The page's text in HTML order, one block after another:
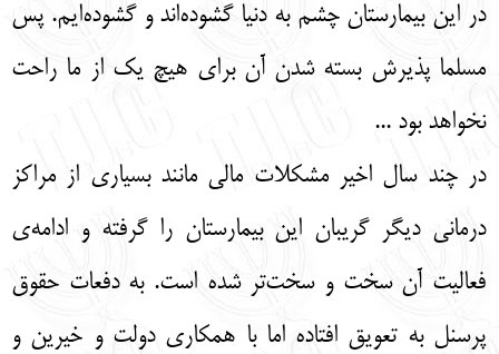
در این بیمارستان چشم به دنیا گشوده‌اند و گشوده‌ایم. پس
مسلما پذیرش بسته شدن آن برای هیچ یک از ما راحت
نخواهد بود ...
در چند سال اخیر مشکلات مالی مانند بسیاری از مراکز
درمانی دیگر گریبان این بیمارستان را گرفته و ادامه‌ی
فعالیت آن سخت و سخت‌تر شده است. به دفعات حقوق
پرسنل به تعویق افتاده اما با همکاری دولت و خیرین و